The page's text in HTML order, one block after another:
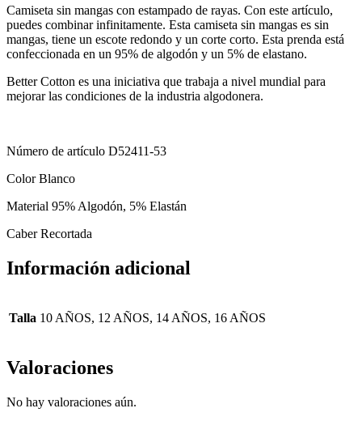
Camiseta sin mangas con estampado de rayas. Con este artículo,
puedes combinar infinitamente. Esta camiseta sin mangas es sin
mangas, tiene un escote redondo y un corte corto. Esta prenda está
confeccionada en un 95% de algodón y un 5% de elastano.
Better Cotton es una iniciativa que trabaja a nivel mundial para
mejorar las condiciones de la industria algodonera.
Número de artículo D52411-53
Color Blanco
Material 95% Algodón, 5% Elastán
Caber Recortada
Información adicional
Talla 10 AÑOS, 12 AÑOS, 14 AÑOS, 16 AÑOS
Valoraciones
No hay valoraciones aún.